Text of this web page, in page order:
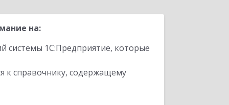
на:
системы 1С:Предприятие, которые
к справочнику, содержащему